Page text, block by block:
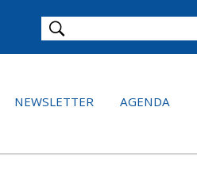
NEWSLETTER AGENDA